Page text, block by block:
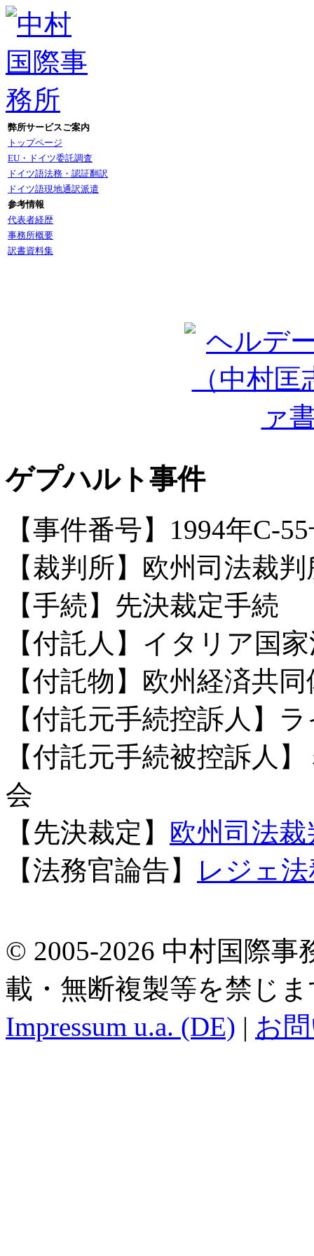
弊所サービスご案内
トップページ
EU・ドイツ委託調査
ドイツ語法務・認証翻訳
ドイツ語現地通訳派遣
参考情報
代表者経歴
事務所概要
訳書資料集
ゲプハルト事件
【事件番号】1994年C-
【裁判所】欧州司法裁判
【手続】先決裁定手続
【付託人】イタリア国
【付託物】欧州経済共
【付託元手続控訴人】
【付託元手続被控訴人
会
【先決裁定】 欧州司法裁
【法務官論告】
レジェ
© 2005-2026 中村国際事
載・無断複製等を禁じ
Impressum u.a. (DE) | お